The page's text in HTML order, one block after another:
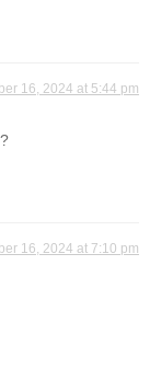
16, 2024 at 5:44 pm
16, 2024 at 7:10 pm